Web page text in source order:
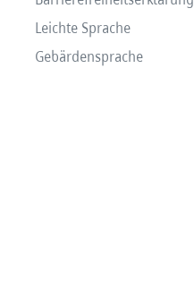
Leichte Sprache
Gebärdensprache